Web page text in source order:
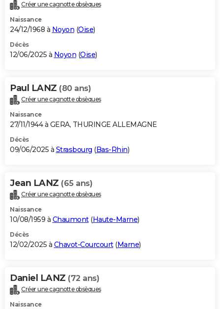
Destinations
City break
Voyage nature
Voyage de noces
Forum
Climat
+PHOTO
GUIDES D'ACHAT
BONS PLANS
Carte de Noël
Carte Bonne année
Carte Saint-Valentin
Carte Pâques
Carte d'anniversaire
DICTIONNAIRE
Dictionnaire
Biographies
Citations
Expressions
Proverbes
PROGRAMME TV
S'inscrire
Se connecter
Lycées
Collèges
Primaires
Universités
Entreprises
Service militaire
Avis de recherche
AVIS DE DÉCÈS
Bricolage
Lifestyle
Culture
Sport
Auto
Television
Voyage
Cinema
Créer une cagnotte obsèques
Naissance
24/12/1968 à Noyon (Oise)
Décès
12/06/2025 à Noyon (Oise)
Paul LANZ (80 ans)
Créer une cagnotte obsèques
Naissance
27/11/1944 à GERA, THURINGE ALLEMAGNE
Décès
09/06/2025 à Strasbourg (Bas-Rhin)
Jean LANZ (65 ans)
Créer une cagnotte obsèques
Naissance
10/08/1959 à Chaumont(Haute-Marne)
Décès
12/02/2025 à Chavot-Courcourt(Marne)
Daniel LANZ (72 ans)
Créer une cagnotte obsèques
Naissance